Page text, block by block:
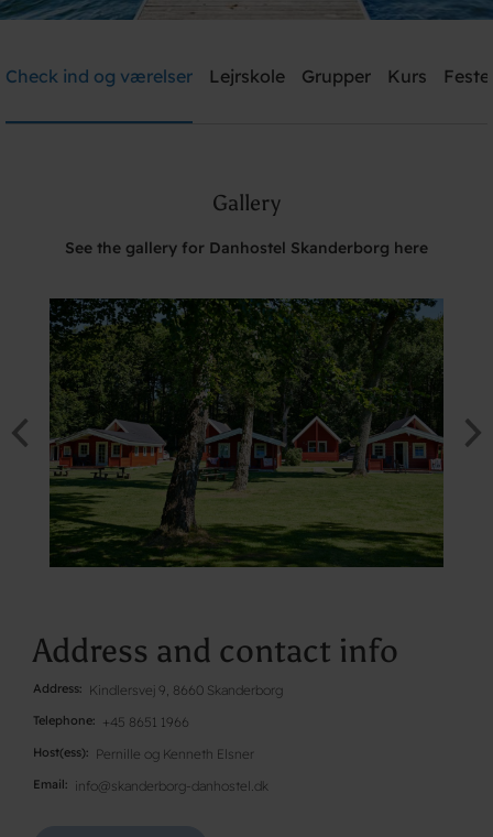
Need help? Ring:+45 8651 1966
Check ind og værelser Lejrskole Grupper Kurs
Gallery
See the gallery for Danhostel Skanderborg here
Address and contact info
Address Kindlersvej 9, 8660 Skanderborg
Telephone +45 8651 1966
Host(ess) Pernille og Kenneth Elsner
Email info@skanderborg-danhostel.dk